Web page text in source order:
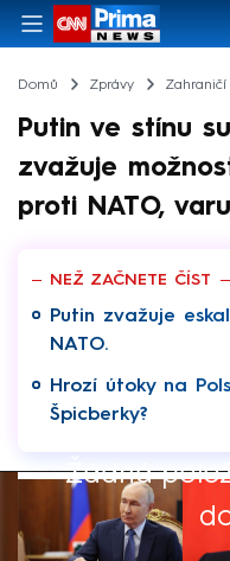
Domů Zprávy Zahraničí
Putin ve stínu
zvažuje
proti NATO,
NEŽ ZAČNETE ČÍST
Putin zvažuje
NATO.
Hrozí útoky na
Špicberky?
Žádná